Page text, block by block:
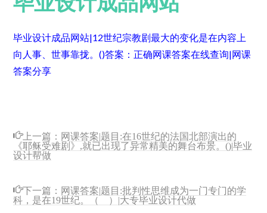
毕业设计成品网站|12世纪宗教剧最大的变化是在内容上
向人事、世事靠拢。()答案：正确网课答案在线查询|网课
答案分享
上一篇： 网课答案|题目:在16世纪的法国北部演出的
《耶稣受难剧》,就已出现了异常精美的舞台布景。()|毕业
设计帮做
下一篇： 网课答案|题目:批判性思维成为一门专门的学
科，是在19世纪。（ ）|大专毕业设计代做